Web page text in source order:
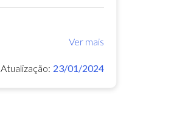
Ver mais
Atualização: 23/01/2024